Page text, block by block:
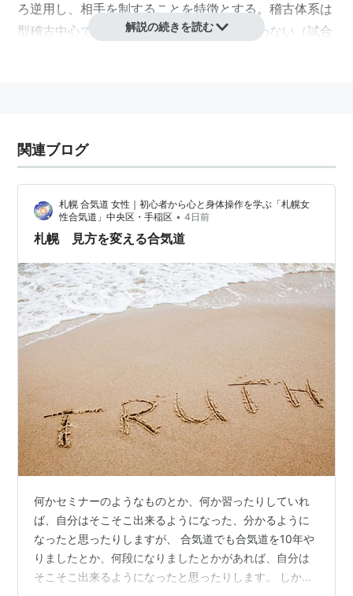
ろ逆用し、相手を制することを特徴とする。稽古体系は
型稽古中心であり、勝負をつける試合は行わない（試合
思想面は大本教の影響を深く受けていた。その関係で開
祖は出口王仁三郎のモンゴル行に同行し、中国大陸で中
国武術と交流したらしい。
合気道の主要な流派は以下の通り。
合気会 … 開祖植芝盛平が興した合気道の最大流派
合気道養神館… 開祖の高弟・塩田剛三が興した流
派。今日の合気道の発展は、塩田が日本総合武道大
会で優勝したことなくしてはあり得なかった
心身統一合気道 (氣の研究会) … 開祖の高弟・藤平光
一が興した流派。気のはたらきを重視することが特
徴
富木流合気道 … 開祖の高弟・富木謙治が興した流
派。富木は講道館（嘉納治五郎の高弟でもあった）
より合気道を学びに来た後、乱取のある独自の流派
武産合氣道 … 開祖の高弟・斉藤守弘が興した流派。
合気道の初期の型をそのまま残していることを特徴
とする。
合気道SA … 養神館の櫻井文夫が興した、実戦的を標
榜する流派。試合を行うことを特徴とする
解説の続きを読む
関連ブログ
札幌 合気道 女性｜初心者から心と身体操作を学ぶ「札幌女
性合気道」中央区・手稲区 • 4日前
札幌 見方を変える合気道
何かセミナーのようなものとか、何か習ったりしていれ
ば、自分はそこそこ出来るようになった、分かるように
なったと思ったりしますが、 合気道でも合気道を10年や
りましたとか、何段になりましたとかがあれば、自分は
そこそこ出来るようになったと思ったりします。 しかし